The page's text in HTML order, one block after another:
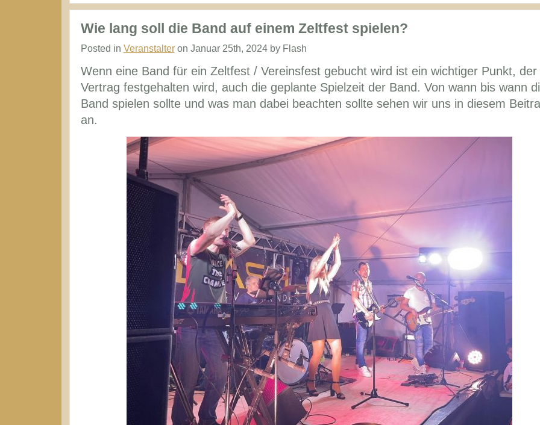
richtige
Liveband
das
Vereinsfest
Wie lang soll die Band auf einem Zeltfest spielen?
Posted in Veranstalteron Januar 25th, 2024 by Flash
Wenn eine Band für ein Zeltfest / Vereinsfest gebucht wird ist ein wichtiger Punkt, der
Vertrag festgehalten wird, auch die geplante Spielzeit der Band. Von wann bis wann
Band spielen sollte und was man dabei beachten sollte sehen wir uns in diesem
an.